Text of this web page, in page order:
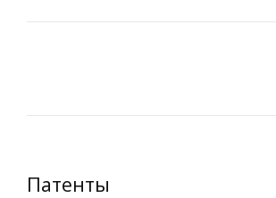
Патенты